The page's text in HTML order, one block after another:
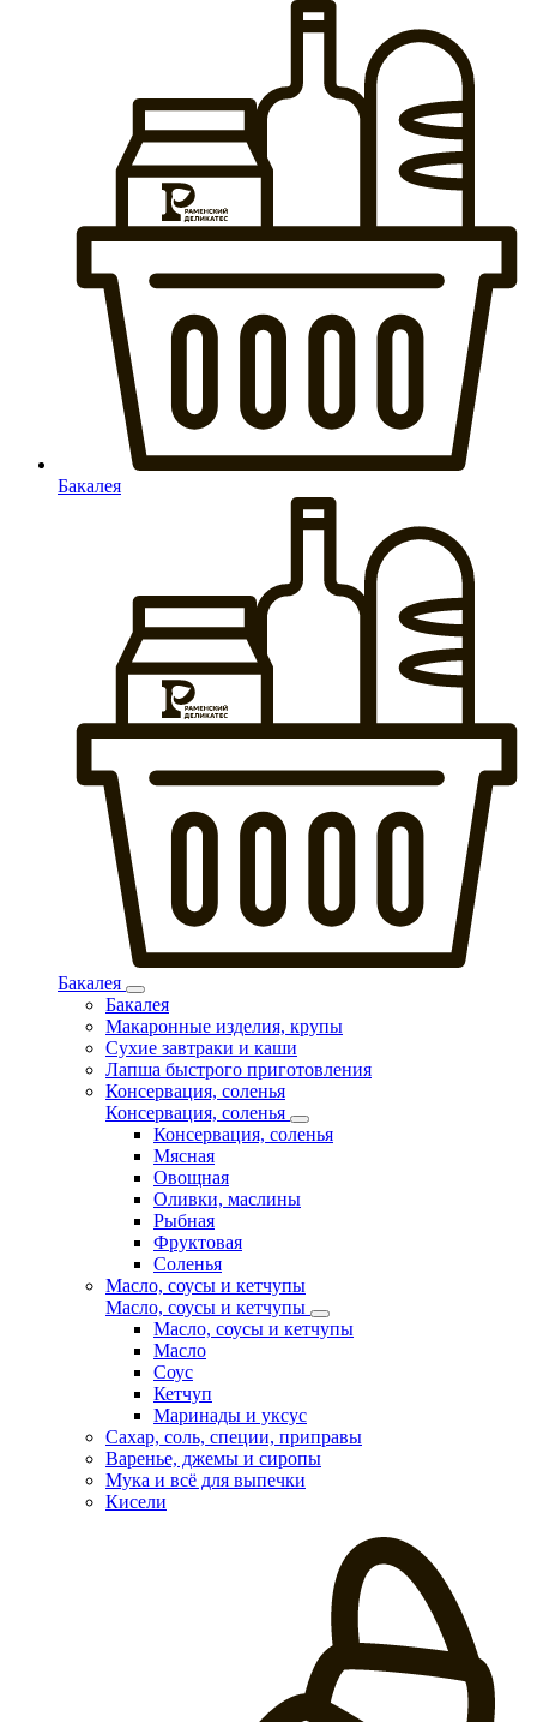
Бакалея
Бакалея
Бакалея
Макаронные изделия, крупы
Сухие завтраки и каши
Лапша быстрого приготовления
Консервация, соленья
Консервация, соленья
Консервация, соленья
Мясная
Овощная
Оливки, маслины
Рыбная
Фруктовая
Соленья
Масло, соусы и кетчупы
Масло, соусы и кетчупы
Масло, соусы и кетчупы
Масло
Соус
Кетчуп
Маринады и уксус
Сахар, соль, специи, приправы
Варенье, джемы и сиропы
Мука и всё для выпечки
Кисели